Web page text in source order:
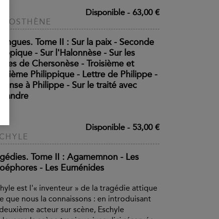
Disponible- 63,00 €
Tome II : Sur la paix - Seconde
- Sur l'Halonnèse - Sur les
de Chersonèse - Troisième et
Philippique - Lettre de Philippe -
à Philippe - Sur le traité avec
Disponible- 53,00 €
Tome II : Agamemnon - Les
- Les Euménides
est l'« inventeur » de la tragédie attique
que nous la connaissons : en introduisant
acteur sur scène, Eschyle